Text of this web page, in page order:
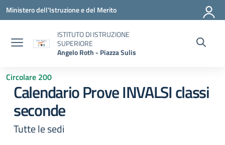
Vai ai contenuti
Vai al menu di navigazione
Vai al footer
Ministero dell'Istruzione e del Merito
ISTITUTO DI ISTRUZIONE
SUPERIORE
Angelo Roth - Piazza Sulis
Circolare 200
Calendario Prove INVALSI classi
seconde
Tutte le sedi